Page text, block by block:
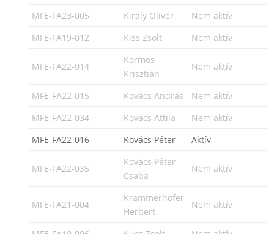
MFE-FA23-005 Király Olivér
Nem aktív
MFE-FA19-012
Kiss Zsolt Nem aktív
MFE-FA22-014
Kormos
Krisztián
Nem aktív
MFE-FA22-015 Kovács András
Nem aktív
MFE-FA22-034
Kovács Attila
Nem aktív
MFE-FA22-016
Kovács Péter Aktív
MFE-FA22-035
Kovács Péter
Csaba
Nem aktív
MFE-FA21-004
Krammerhofer
Herbert
Nem aktív